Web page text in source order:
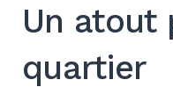
Un atout
quartier